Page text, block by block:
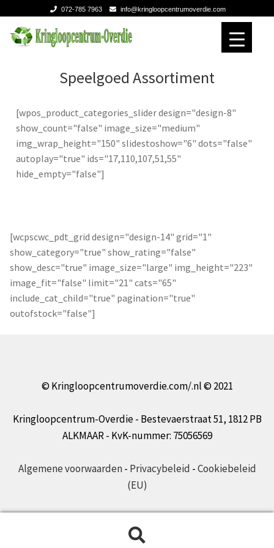
072-785 7963 info@kringloopcentrumoverdie.com
Ga
door
Ga
naar
Over ons
Over ons
Contact
Speelgoed Assortiment
[wpos_product_categories_slider design="design-8"
show_count="false" image_size="medium"
img_wrap_height="150" slidestoshow="6" dots="false"
autoplay="true" ids="17,110,107,51,55"
hide_empty="false"]
[wcpscwc_pdt_grid design="design-14" grid="1"
show_category="true" show_rating="false"
show_desc="true" image_size="large" img_height="223"
image_fit="false" limit="21" cats="65"
include_cat_child="true" pagination="true"
outofstock="false"]
© Kringloopcentrumoverdie.com/.nl © 2021
Kringloopcentrum-Overdie - Bestevaerstraat 51, 1812 PB
ALKMAAR - KvK-nummer: 75056569
Algemene voorwaarden- Privacybeleid -Cookiebeleid
(EU)